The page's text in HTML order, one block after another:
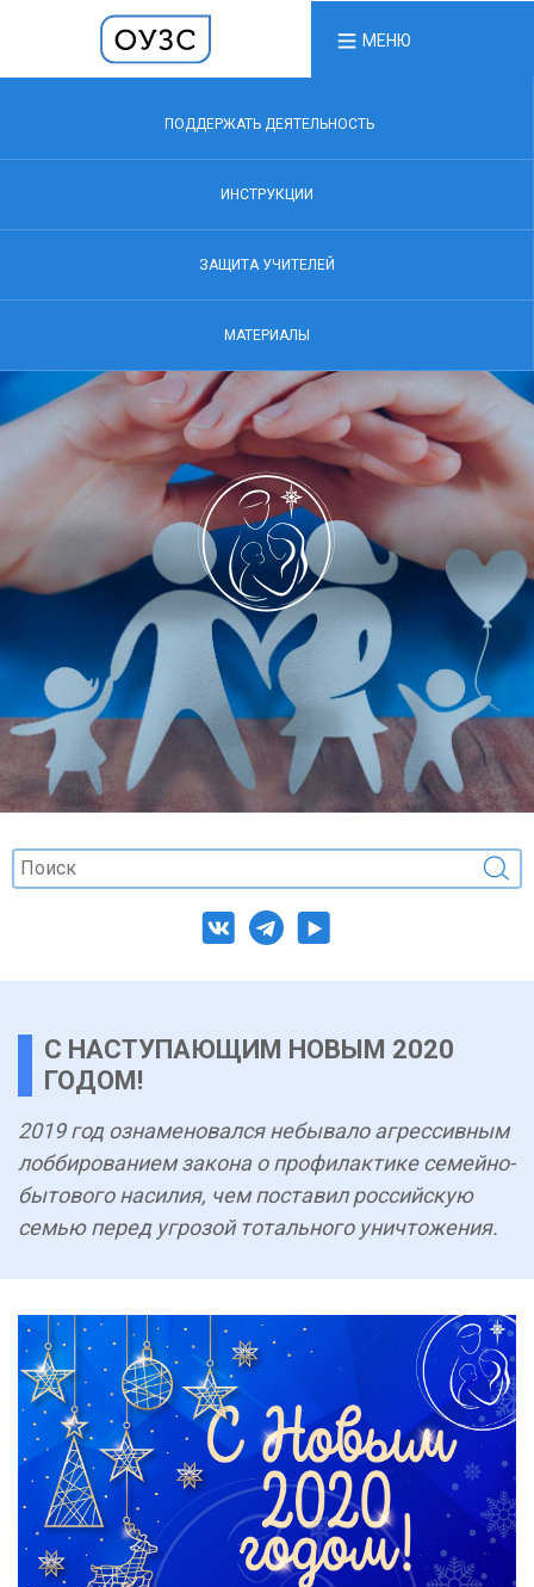
МЕНЮ
ПОДДЕРЖАТЬ ДЕЯТЕЛЬНОСТЬ
ИНСТРУКЦИИ
ЗАЩИТА УЧИТЕЛЕЙ
МАТЕРИАЛЫ
С НАСТУПАЮЩИМ НОВЫМ 2020
ГОДОМ!
2019 год ознаменовался небывало агрессивным
лоббированием закона о профилактике семейно-
бытового насилия, чем поставил российскую
семью перед угрозой тотального уничтожения.